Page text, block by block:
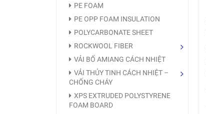
PE FOAM
PE OPP FOAM INSULATION
POLYCARBONATE SHEET
ROCKWOOL FIBER
VẢI BỐ AMIANG CÁCH NHIỆT
VẢI THỦY TINH CÁCH NHIỆT –
CHỐNG CHÁY
XPS EXTRUDED POLYSTYRENE
FOAM BOARD